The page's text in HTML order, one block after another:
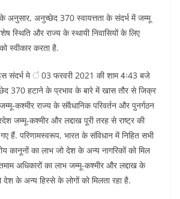
के अनुसार, अनुच्छेद 370 स्वायत्तता के संदर्भ में जम्मू
स्थिति और राज्य के स्थायी निवासियों के लिए
स्वीकार करता है.
इस संदर्भ मे ं 03 फरवरी 2021 की शाम 4ः43 बजे
370 हटाने के प्रभाव के बारे में खास तौर से जिक्र
जम्मू-कश्मीर राज्य के संवैधानिक परिवर्तन और पुनर्गठन
जम्मू-कश्मीर और लद्दाख पूरी तरह से राष्ट्र की
हैं. परिणामस्वरूप, भारत के संविधान में निहित सभी
कानूनों का लाभ जो देश के अन्य नागरिकों को मिल
अधिकारों का लाभ जम्मू-कश्मीर और लद्दाख के
देश के अन्य हिस्से के लोगों को मिलता रहा है.